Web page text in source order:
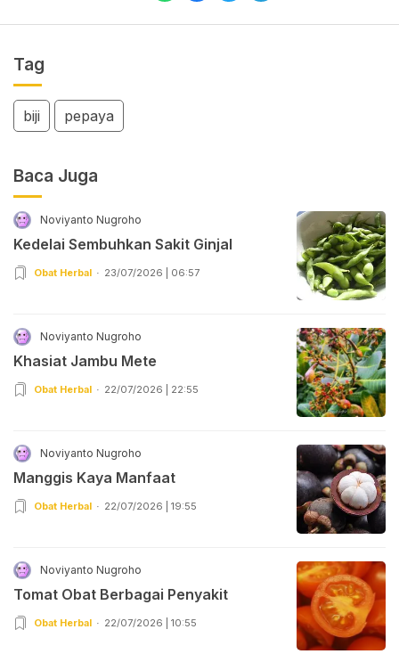
Tag
biji pepaya
Baca Juga
Noviyanto Nugroho
Kedelai Sembuhkan Sakit Ginjal
Obat Herbal 23/07/2026 | 06:57
Noviyanto Nugroho
Khasiat Jambu Mete
Obat Herbal 22/07/2026 | 22:55
Noviyanto Nugroho
Manggis Kaya Manfaat
Obat Herbal 22/07/2026 | 19:55
Noviyanto Nugroho
Tomat Obat Berbagai Penyakit
Obat Herbal 22/07/2026 | 10:55